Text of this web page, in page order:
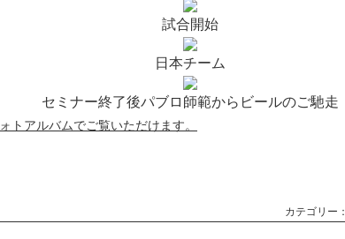
試合開始
日本チーム
セミナー終了後パブロ師範からビールのご馳走
トアルバムでご覧いただけます。
カテゴリー：